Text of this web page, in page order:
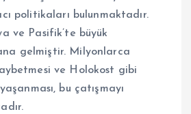
politikaları bulunmaktadır.
ve Pasifik’te büyük
gelmiştir. Milyonlarca
ve Holokost gibi
bu çatışmayı